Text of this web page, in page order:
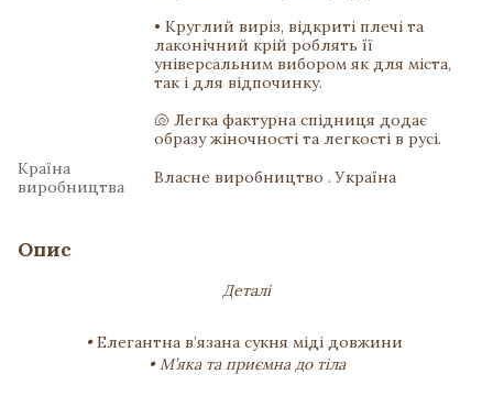
• Круглий виріз, відкриті плечі та
лаконічний крій роблять її
універсальним вибором як для міста,
так і для відпочинку.
🐚 Легка фактурна спідниця додає
образу жіночності та легкості в русі.
Країна
виробництва
Власне виробництво . Україна
Опис
Деталі
•Елегантна в’язана сукня міді довжини
• М’яка та приємна до тіла